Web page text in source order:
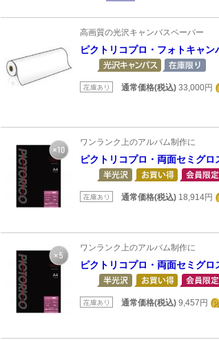
高画質の光沢キャンバスペーパー
ピクトリコプロ・フォトキャ
通常価格(税込) 33,000円
ワンランク上のアルバム制作に
ピクトリコプロ・両面セミグ
通常価格(税込) 18,914円
ワンランク上のアルバム制作に
ピクトリコプロ・両面セミグ
通常価格(税込) 9,457円